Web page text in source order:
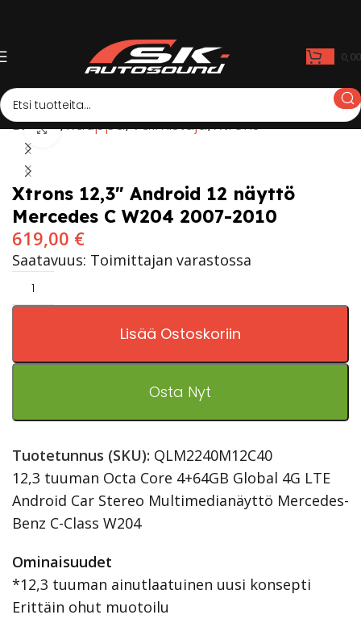
Etusivu Kauppa Valmistaja Xtrons
Click to enlarge
Xtrons 12,3″ Android 12 näyttö
Mercedes C W204 2007-2010
619,00 €
Saatavuus: Toimittajan varastossa
Lisää Ostoskoriin
Osta Nyt
Tuotetunnus (SKU): QLM2240M12C40
12,3 tuuman Octa Core 4+64GB Global 4G LTE
Android Car Stereo Multimedianäyttö Mercedes-
Benz C-Class W204
Ominaisuudet
*12,3 tuuman ainutlaatuinen uusi konsepti
Erittäin ohut muotoilu